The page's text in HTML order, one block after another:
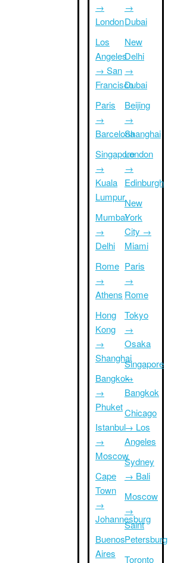
→
London
Los
Angeles
→ San
Francisco
Paris
→
Barcelona
Singapore
→
Kuala
Lumpur
Mumbai
→
Delhi
Rome
→
Athens
Hong
Kong
→
Shanghai
Bangkok
→
Phuket
Istanbul
→
Moscow
Cape
Town
→
Johannesburg
Buenos
Aires
→
Dubai
New
Delhi
→
Dubai
Beijing
→
Shanghai
London
→
Edinburgh
New
York
City →
Miami
Paris
→
Rome
Tokyo
→
Osaka
Singapore
→
Bangkok
Chicago
→ Los
Angeles
Sydney
→ Bali
Moscow
→
Saint
Petersburg
Toronto